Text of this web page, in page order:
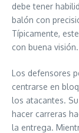
debe tener
balón con
Típicamente,
con buena visión.
Los defensores
centrarse en
los atacantes.
hacer carreras
la entrega.